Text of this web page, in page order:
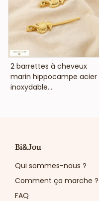
une clientèle en quête
finitions soignées.
VOIR LE PRIX
2 barrettes à cheveux
marin hippocampe acier
inoxydable...
Bi&Jou
Qui sommes-nous ?
Comment ça marche ?
FAQ